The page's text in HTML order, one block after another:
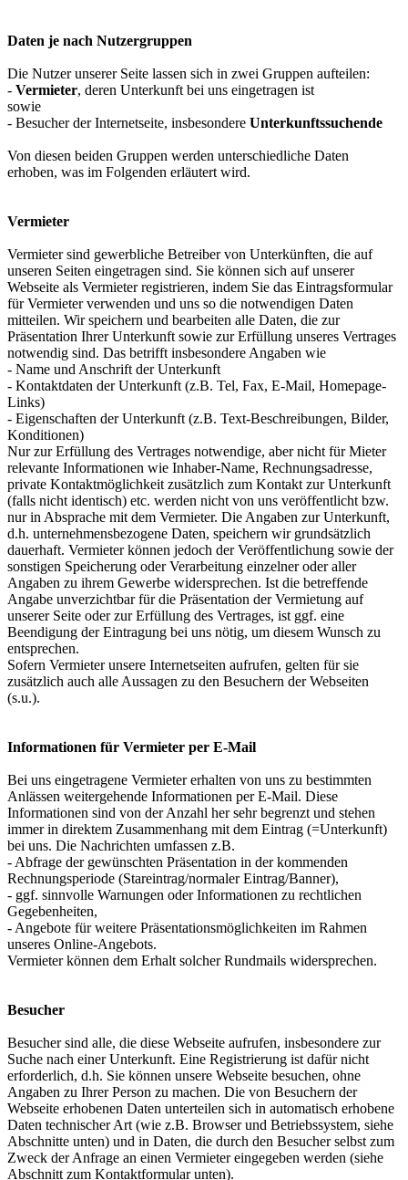
Daten je nach Nutzergruppen
Die Nutzer unserer Seite lassen sich in zwei Gruppen aufteilen:
- Vermieter, deren Unterkunft bei uns eingetragen ist
sowie
- Besucher der Internetseite, insbesondere Unterkunftssuchende
Von diesen beiden Gruppen werden unterschiedliche Daten
erhoben, was im Folgenden erläutert wird.
Vermieter
Vermieter sind gewerbliche Betreiber von Unterkünften, die auf
unseren Seiten eingetragen sind. Sie können sich auf unserer
Webseite als Vermieter registrieren, indem Sie das Eintragsformular
für Vermieter verwenden und uns so die notwendigen Daten
mitteilen. Wir speichern und bearbeiten alle Daten, die zur
Präsentation Ihrer Unterkunft sowie zur Erfüllung unseres Vertrages
notwendig sind. Das betrifft insbesondere Angaben wie
- Name und Anschrift der Unterkunft
- Kontaktdaten der Unterkunft (z.B. Tel, Fax, E-Mail, Homepage-
Links)
- Eigenschaften der Unterkunft (z.B. Text-Beschreibungen, Bilder,
Konditionen)
Nur zur Erfüllung des Vertrages notwendige, aber nicht für Mieter
relevante Informationen wie Inhaber-Name, Rechnungsadresse,
private Kontaktmöglichkeit zusätzlich zum Kontakt zur Unterkunft
(falls nicht identisch) etc. werden nicht von uns veröffentlicht bzw.
nur in Absprache mit dem Vermieter. Die Angaben zur Unterkunft,
d.h. unternehmensbezogene Daten, speichern wir grundsätzlich
dauerhaft. Vermieter können jedoch der Veröffentlichung sowie der
sonstigen Speicherung oder Verarbeitung einzelner oder aller
Angaben zu ihrem Gewerbe widersprechen. Ist die betreffende
Angabe unverzichtbar für die Präsentation der Vermietung auf
unserer Seite oder zur Erfüllung des Vertrages, ist ggf. eine
Beendigung der Eintragung bei uns nötig, um diesem Wunsch zu
entsprechen.
Sofern Vermieter unsere Internetseiten aufrufen, gelten für sie
zusätzlich auch alle Aussagen zu den Besuchern der Webseiten
(s.u.).
Informationen für Vermieter per E-Mail
Bei uns eingetragene Vermieter erhalten von uns zu bestimmten
Anlässen weitergehende Informationen per E-Mail. Diese
Informationen sind von der Anzahl her sehr begrenzt und stehen
immer in direktem Zusammenhang mit dem Eintrag (=Unterkunft)
bei uns. Die Nachrichten umfassen z.B.
- Abfrage der gewünschten Präsentation in der kommenden
Rechnungsperiode (Stareintrag/normaler Eintrag/Banner),
- ggf. sinnvolle Warnungen oder Informationen zu rechtlichen
Gegebenheiten,
- Angebote für weitere Präsentationsmöglichkeiten im Rahmen
unseres Online-Angebots.
Vermieter können dem Erhalt solcher Rundmails widersprechen.
Besucher
Besucher sind alle, die diese Webseite aufrufen, insbesondere zur
Suche nach einer Unterkunft. Eine Registrierung ist dafür nicht
erforderlich, d.h. Sie können unsere Webseite besuchen, ohne
Angaben zu Ihrer Person zu machen. Die von Besuchern der
Webseite erhobenen Daten unterteilen sich in automatisch erhobene
Daten technischer Art (wie z.B. Browser und Betriebssystem, siehe
Abschnitte unten) und in Daten, die durch den Besucher selbst zum
Zweck der Anfrage an einen Vermieter eingegeben werden (siehe
Abschnitt zum Kontaktformular unten).